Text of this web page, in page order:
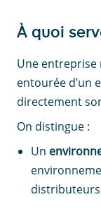
À quoi
Une entreprise
entourée d’un
directement
On distingue :
Un